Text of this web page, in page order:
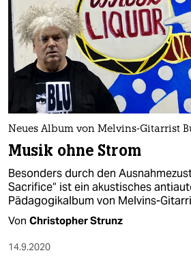
Neues Album von Melvins-Gitarrist
Musik ohne Strom
Besonders durch den
Sacrifice“ ist ein akustisches
Pädagogikalbum von Melvins-
Von Christopher Strunz
14.9.2020